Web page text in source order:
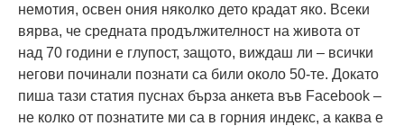
немотия, освен ония няколко дето крадат яко. Всеки
вярва, че средната продължителност на живота от
над 70 години е глупост, защото, виждаш ли – всички
негови починали познати са били около 50-те. Докато
пиша тази статия пуснах бърза анкета във Facebook –
не колко от познатите ми са в горния индекс, а каква е